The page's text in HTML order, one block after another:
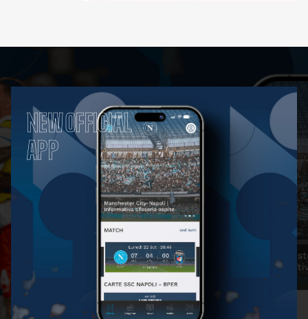
NEW OFFICIAL
APP